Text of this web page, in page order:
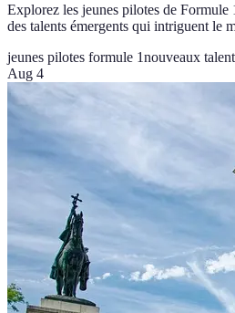
Explorez les jeunes pilotes de Formule
des talents émergents qui intriguent le
jeunes pilotes formule 1nouveaux
Aug 4